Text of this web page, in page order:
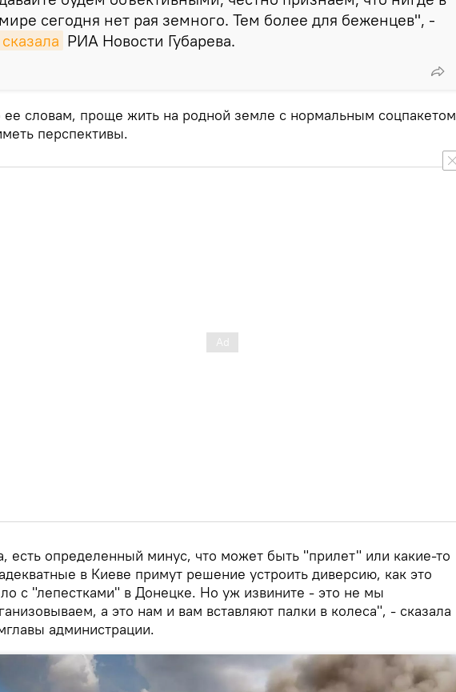
мире сегодня нет рая земного. Тем более для беженцев", -
сказала РИА Новости Губарева.
словам, проще жить на родной земле с нормальным соцпакетом
перспективы.
есть определенный минус, что может быть "прилет" или какие-то
в Киеве примут решение устроить диверсию, как это
с "лепестками" в Донецке. Но уж извините - это не мы
а это нам и вам вставляют палки в колеса", - сказала
администрации.